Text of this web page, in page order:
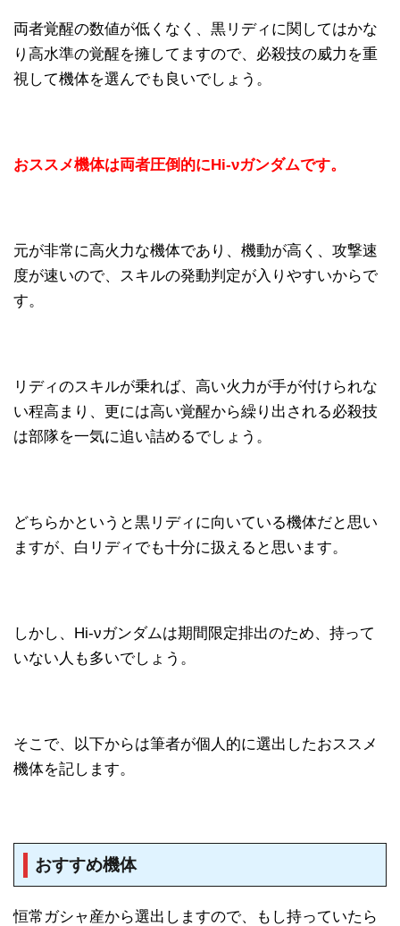
両者覚醒の数値が低くなく、黒リディに関してはかな
り高水準の覚醒を擁してますので、必殺技の威力を重
視して機体を選んでも良いでしょう。
おススメ機体は両者圧倒的にHi-νガンダムです。
元が非常に高火力な機体であり、機動が高く、攻撃速
度が速いので、スキルの発動判定が入りやすいからで
す。
リディのスキルが乗れば、高い火力が手が付けられな
い程高まり、更には高い覚醒から繰り出される必殺技
は部隊を一気に追い詰めるでしょう。
どちらかというと黒リディに向いている機体だと思い
ますが、白リディでも十分に扱えると思います。
しかし、Hi-νガンダムは期間限定排出のため、持って
いない人も多いでしょう。
そこで、以下からは筆者が個人的に選出したおススメ
機体を記します。
おすすめ機体
恒常ガシャ産から選出しますので、もし持っていたら